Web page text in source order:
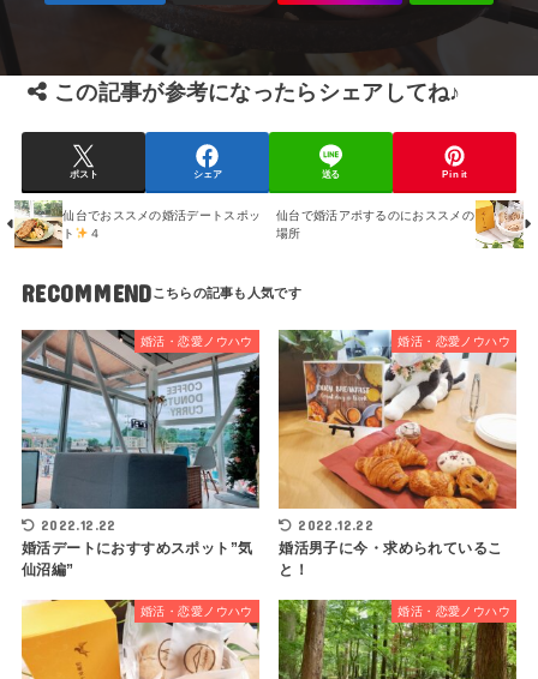
この記事が参考になったらシェアしてね♪
ポスト シェア 送る Pin it
仙台でおススメの婚活デートスポッ
ト
４
仙台で婚活アポするのにおススメの
場所
RECOMMEND
婚活・恋愛ノウハウ
2022.12.22
婚活デートにおすすめスポット”気
仙沼編”
婚活・恋愛ノウハウ
2022.12.22
婚活男子に今・求められているこ
と！
婚活・恋愛ノウハウ 婚活・恋愛ノウハウ